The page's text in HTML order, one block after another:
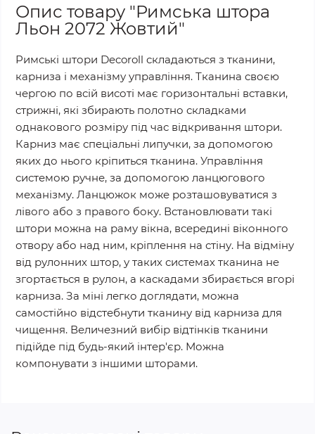
Опис товару "Римська штора
Льон 2072 Жовтий"
Римські штори Decoroll складаються з тканини,
карниза і механізму управління. Тканина своєю
чергою по всій висоті має горизонтальні вставки,
стрижні, які збирають полотно складками
однакового розміру під час відкривання штори.
Карниз має спеціальні липучки, за допомогою
яких до нього кріпиться тканина. Управління
системою ручне, за допомогою ланцюгового
механізму. Ланцюжок може розташовуватися з
лівого або з правого боку. Встановлювати такі
штори можна на раму вікна, всередині віконного
отвору або над ним, кріплення на стіну. На відміну
від рулонних штор, у таких системах тканина не
згортається в рулон, а каскадами збирається вгорі
карниза. За міні легко доглядати, можна
самостійно відстебнути тканину від карниза для
чищення. Величезний вибір відтінків тканини
підійде під будь-який інтер'єр. Можна
компонувати з іншими шторами.